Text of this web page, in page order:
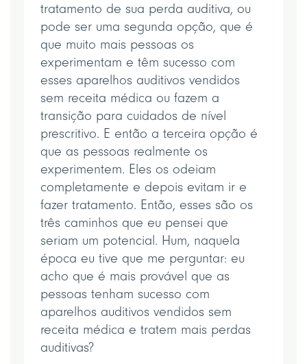
tratamento de sua perda auditiva, ou
pode ser uma segunda opção, que é
que muito mais pessoas os
experimentam e têm sucesso com
esses aparelhos auditivos vendidos
sem receita médica ou fazem a
transição para cuidados de nível
prescritivo. E então a terceira opção é
que as pessoas realmente os
experimentem. Eles os odeiam
completamente e depois evitam ir e
fazer tratamento. Então, esses são os
três caminhos que eu pensei que
seriam um potencial. Hum, naquela
época eu tive que me perguntar: eu
acho que é mais provável que as
pessoas tenham sucesso com
aparelhos auditivos vendidos sem
receita médica e tratem mais perdas
auditivas?